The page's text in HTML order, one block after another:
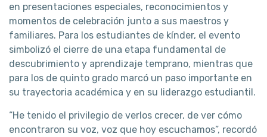
en presentaciones especiales, reconocimientos y
momentos de celebración junto a sus maestros y
familiares. Para los estudiantes de kínder, el evento
simbolizó el cierre de una etapa fundamental de
descubrimiento y aprendizaje temprano, mientras que
para los de quinto grado marcó un paso importante en
su trayectoria académica y en su liderazgo estudiantil.
“He tenido el privilegio de verlos crecer, de ver cómo
encontraron su voz, voz que hoy escuchamos”, recordó